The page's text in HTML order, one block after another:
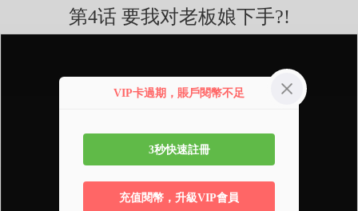
第4话 要我对老板娘下手?!
VIP卡過期，賬戶閱幣不足
3秒快速註冊
充值閱幣，升級VIP會員